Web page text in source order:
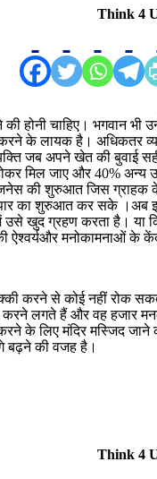
Think 4
की होनी चाहिए।
लायक है। अधिकतर
जब अपने खेत की
मिल जाए और 40% अन्य
की शुरुआत जिस
का शुरुआत कर सके ।अब
खुद ग्रहण करता है। या
मनोकामनाओं के
से कोई नहीं रोक सकता
लगते हैं और वह हजार
के लिए मंदिर मस्जिद
बढ़ने की वजह है।
Think 4